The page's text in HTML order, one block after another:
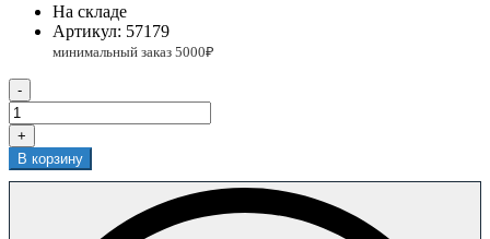
На складе
Артикул: 57179
-
+
В корзину